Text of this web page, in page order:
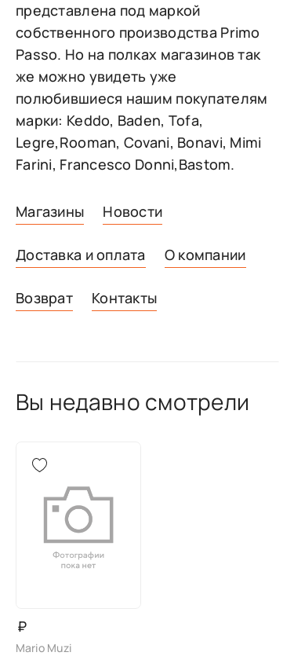
Магазины Новости
Доставка и оплата О компании
Возврат Контакты
представлена под маркой
собственного производства Primo
Passo. Но на полках магазинов так
же можно увидеть уже
полюбившиеся нашим покупателям
марки: Keddo, Baden, Tofa,
Legre,Rooman, Covani, Bonavi, Mimi
Farini, Francesco Donni,Bastom.
Вы недавно смотрели
₽
Mario Muzi